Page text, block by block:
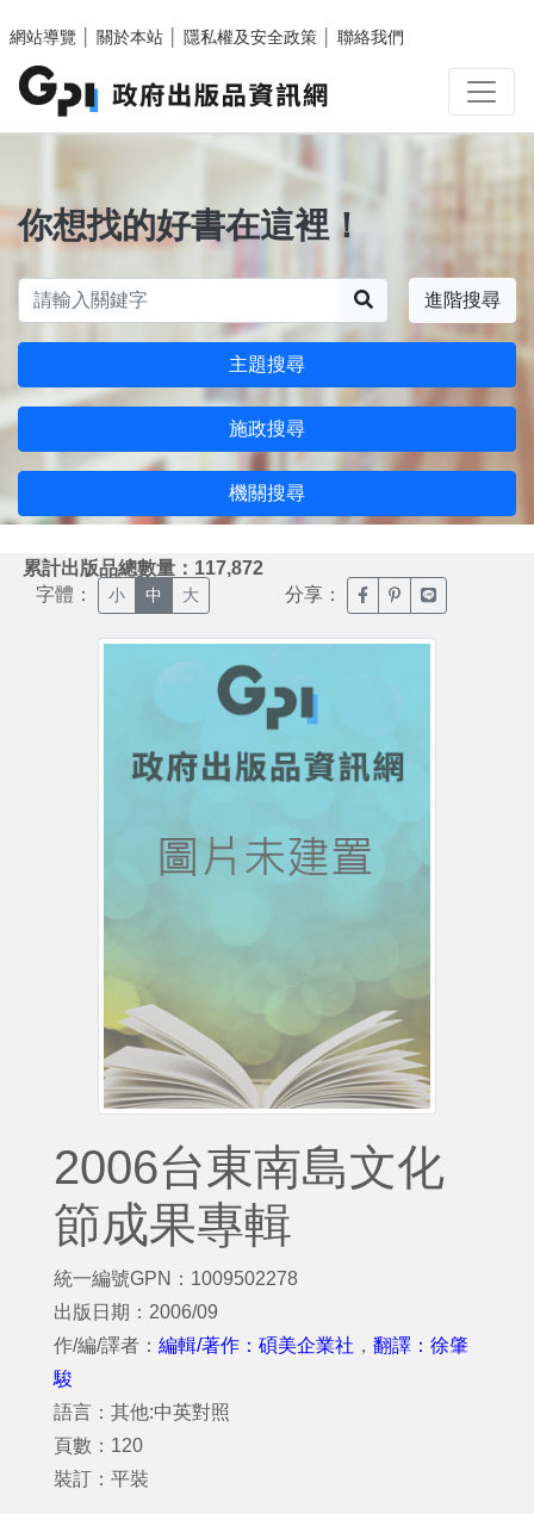
網站導覽
關於本站 隱私權及安全政策 聯絡我們
你想找的好書在這裡！
進階搜尋
主題搜尋
施政搜尋
機關搜尋
累計出版品總數量：117,872
字體： 小 中 大 分享： 臉書分享(另開新視窗)
噗浪分享(另開新
Line分享(另
2006台東南島文化
節成果專輯
統一編號GPN：1009502278
出版日期：2006/09
作/編/譯者： 編輯/著作：碩美企業社 ， 翻譯：徐肇
駿
語言：其他:中英對照
頁數：120
裝訂：平裝